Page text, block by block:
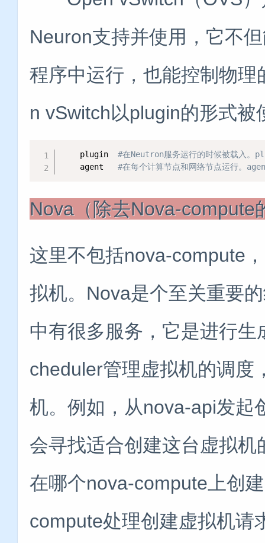
Neuron支持并使用，它不
程序中运行，也能控制物
n vSwitch以plugin的形式
    plugin
#在Neutron服务运行的时候被载入。
    agent
#在每个计算节点和网络节点运行。
Nova（除去Nova-compute
这里不包括nova-compute
拟机。Nova是个至关重要
中有很多服务，它是进行
cheduler管理虚拟机的调度
机。例如，从nova-api发起
会寻找适合创建这台虚拟
在哪个nova-compute上创
compute处理创建虚拟机请